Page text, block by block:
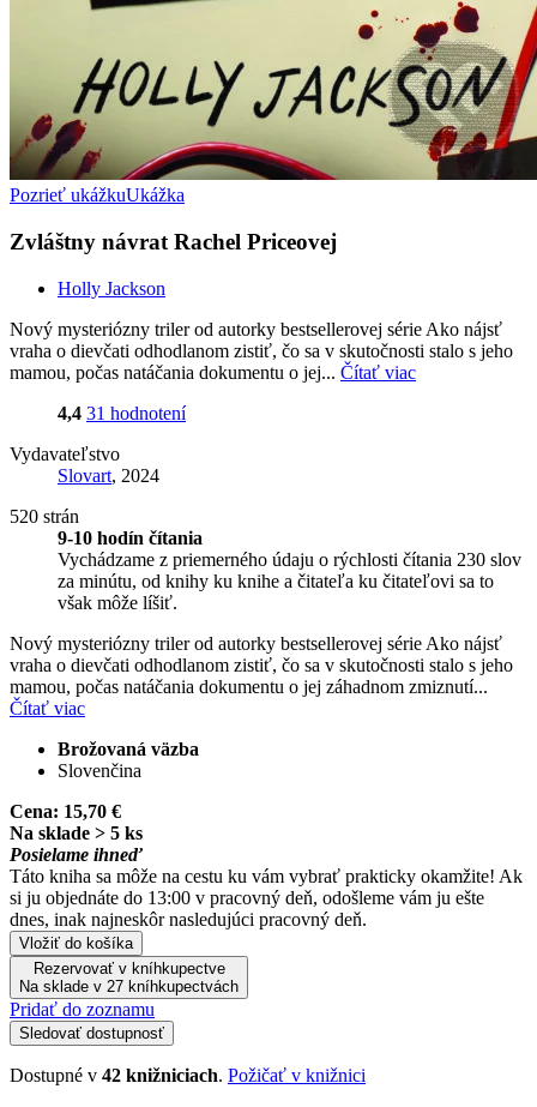
Pozrieť ukážkuUkážka
Zvláštny návrat Rachel Priceovej
Holly Jackson
Nový mysteriózny triler od autorky bestsellerovej série Ako nájsť
vraha o dievčati odhodlanom zistiť, čo sa v skutočnosti stalo s jeho
mamou, počas natáčania dokumentu o jej... Čítať viac
4,4 31 hodnotení
Vydavateľstvo
Slovart, 2024
520 strán
9-10 hodín čítania
Vychádzame z priemerného údaju o rýchlosti čítania 230 slov
za minútu, od knihy ku knihe a čitateľa ku čitateľovi sa to
však môže líšiť.
Nový mysteriózny triler od autorky bestsellerovej série Ako nájsť
vraha o dievčati odhodlanom zistiť, čo sa v skutočnosti stalo s jeho
mamou, počas natáčania dokumentu o jej záhadnom zmiznutí...
Čítať viac
Brožovaná väzba
Slovenčina
Cena: 15,70 €
Na sklade > 5 ks
Posielame ihneď
Táto kniha sa môže na cestu ku vám vybrať prakticky okamžite! Ak
si ju objednáte do 13:00 v pracovný deň, odošleme vám ju ešte
dnes, inak najneskôr nasledujúci pracovný deň.
Vložiť do košíka
Rezervovať v kníhkupectve
Na sklade v 27 kníhkupectvách
Pridať do zoznamu
Sledovať dostupnosť
Dostupné v 42 knižniciach. Požičať v knižnici